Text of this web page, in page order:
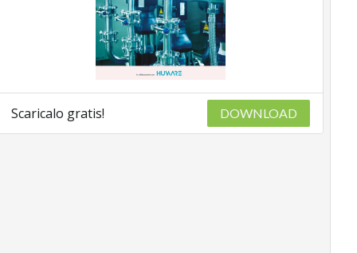
Scaricalo gratis! DOWNLOAD